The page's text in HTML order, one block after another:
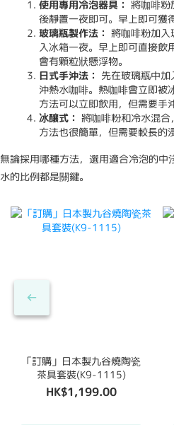
使用專用冷泡器具： 將咖啡粉
後靜置一夜即可。早上即可獲
玻璃瓶製作法： 將咖啡粉加入
入冰箱一夜。早上即可直接飲
會有顆粒狀懸浮物。
日式手沖法： 先在玻璃瓶中
沖熱水咖啡。熱咖啡會立即被
方法可以立即飲用，但需要手
冰釀式： 將咖啡粉和冷水混
方法也很簡單，但需要較長的
無論採用哪種方法，選用適合冷泡的
水的比例都是關鍵。
「訂購」日本製九谷燒陶瓷
茶具套裝(K9-1115)
HK$1,199.00